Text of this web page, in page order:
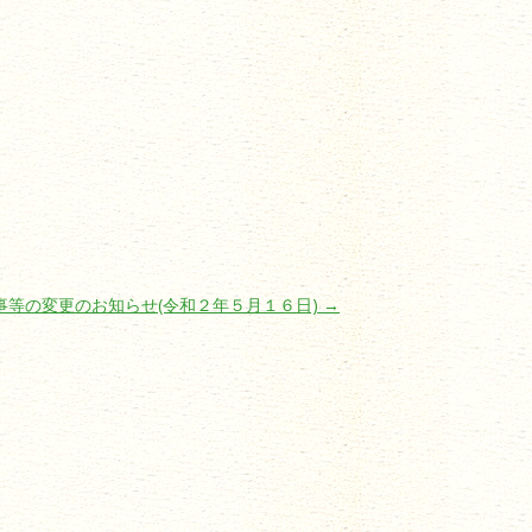
等の変更のお知らせ(令和２年５月１６日)→